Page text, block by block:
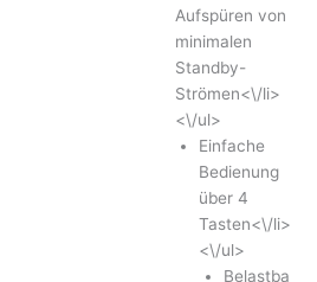
Aufspüren von
minimalen
Standby-
Strömen<\/li>
<\/ul>
Einfache
Bedienung
über 4
Tasten<\/li>
<\/ul>
Belastba